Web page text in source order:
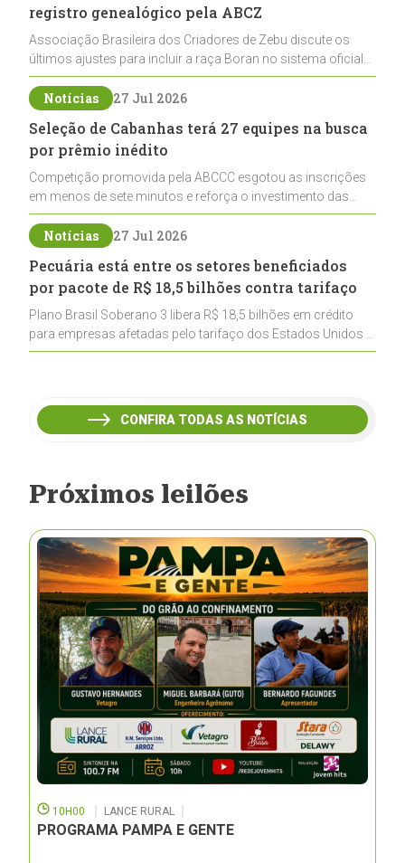
registro genealógico pela ABCZ
Associação Brasileira dos Criadores de Zebu discute os
últimos ajustes para incluir a raça Boran no sistema oficial
de registros, abrindo caminho para sua expansão na
pecuária nacional
Notícias 27 Jul 2026
Seleção de Cabanhas terá 27 equipes na busca
por prêmio inédito
Competição promovida pela ABCCC esgotou as inscrições
em menos de sete minutos e reforça o investimento das
cabanhas na seleção genética de Cavalos Crioulos voltados
ao laço
Notícias 27 Jul 2026
Pecuária está entre os setores beneficiados
por pacote de R$ 18,5 bilhões contra tarifaço
Plano Brasil Soberano 3 libera R$ 18,5 bilhões em crédito
para empresas afetadas pelo tarifaço dos Estados Unidos e
inclui a pecuária entre os setores estratégicos
CONFIRA TODAS AS NOTÍCIAS
Próximos leilões
10H00 LANCE RURAL
PROGRAMA PAMPA E GENTE